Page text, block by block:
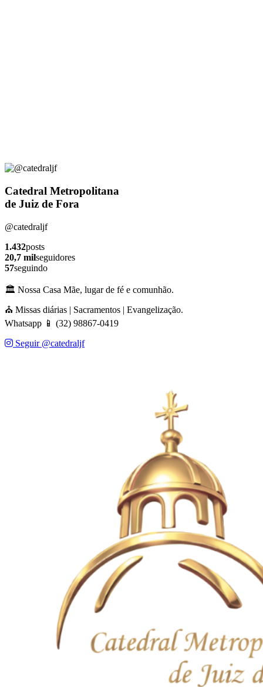
Catedral Metropolitana
de Juiz de Fora
@catedraljf
1.432posts
20,7 milseguidores
57seguindo
🏛️ Nossa Casa Mãe, lugar de fé e comunhão.
⛪ Missas diárias | Sacramentos | Evangelização.
Whatsapp 📱 (32) 98867-0419
Seguir @catedraljf